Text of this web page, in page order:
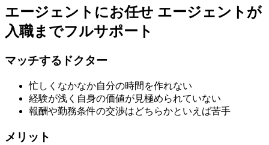
エージェントにお任せ エージェントが
入職までフルサポート
マッチするドクター
忙しくなかなか自分の時間を作れない
経験が浅く自身の価値が見極められていない
報酬や勤務条件の交渉はどちらかといえば苦手
メリット